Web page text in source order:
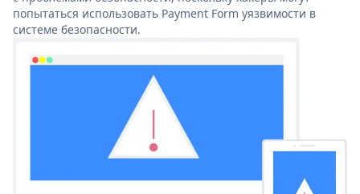
попытаться использовать Payment Form уязвимости в
системе безопасности.